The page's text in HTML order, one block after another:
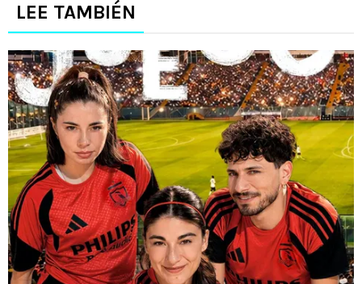
LEE TAMBIÉN